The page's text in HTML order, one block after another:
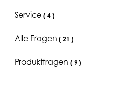
Service ( 4 )
Alle Fragen ( 21 )
Produktfragen ( 9 )